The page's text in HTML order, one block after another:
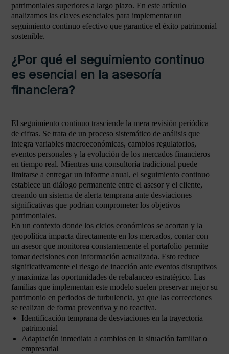
patrimoniales superiores a largo plazo. En este artículo
analizamos las claves esenciales para implementar un
seguimiento continuo efectivo que garantice el éxito patrimonial
sostenible.
¿Por qué el seguimiento continuo
es esencial en la asesoría
financiera?
El seguimiento continuo trasciende la mera revisión periódica
de cifras. Se trata de un proceso sistemático de análisis que
integra variables macroeconómicas, cambios regulatorios,
eventos personales y la evolución de los mercados financieros
en tiempo real. Mientras una consultoría tradicional puede
limitarse a entregar un informe anual, el seguimiento continuo
establece un diálogo permanente entre el asesor y el cliente,
creando un sistema de alerta temprana ante desviaciones
significativas que podrían comprometer los objetivos
patrimoniales.
En un contexto donde los ciclos económicos se acortan y la
geopolítica impacta directamente en los mercados, contar con
un asesor que monitorea constantemente el portafolio permite
tomar decisiones con información actualizada. Esto reduce
significativamente el riesgo de inacción ante eventos disruptivos
y maximiza las oportunidades de rebalanceo estratégico. Las
familias que implementan este modelo suelen preservar mejor su
patrimonio en periodos de turbulencia, ya que las correcciones
se realizan de forma preventiva y no reactiva.
Identificación temprana de desviaciones en la trayectoria
patrimonial
Adaptación inmediata a cambios en la situación familiar o
empresarial